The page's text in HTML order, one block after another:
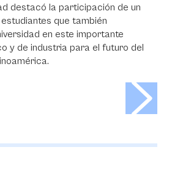
destacó la participación de un
que también
en este importante
y de industria para el futuro del